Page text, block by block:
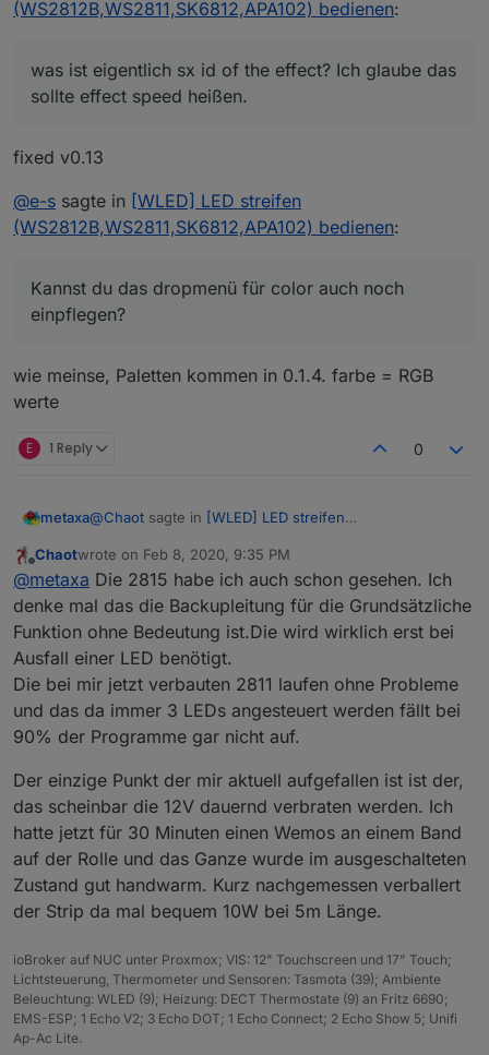
(WS2812B,WS2811,SK6812,APA102) bedienen:
was ist eigentlich sx id of the effect? Ich glaube das
sollte effect speed heißen.
fixed v0.13
@e-s sagte in [WLED] LED streifen
(WS2812B,WS2811,SK6812,APA102) bedienen:
Kannst du das dropmenü für color auch noch
einpflegen?
wie meinse, Paletten kommen in 0.1.4. farbe = RGB
werte
E 1 Reply 0
metaxa@Chaot sagte in [WLED] LED streifen
Soweit ich das herausgefunden habe müssten
das diese hier sein:
https://de.aliexpress.com/item/33017524374.html?
spm=a2g0s.9042311.0.0.27424c4dpBuOiN
Allerdings sind hier scheinbar immer 3 LEDs als
eine zu sehen. Also werden immer 3 LEDs
gleichzeitig angesteuert.
Yep, sind die WS2811
@Chaotsagte in[WLED] LED streifen
(WS2812B,WS2811,SK6812,APA102) bedienen:
Ich habe noch ein anderes Projekt in Planung.
Dafür würde ich dies hier verwenden:
?
spm=a2g0o.productlist.0.0.11dd77499Vg623&algo_
8abd9ea605ec&algo_expid=0de4b9d7-e827-
4b89-827f-8abd9ea605ec-2&btsid=7ea29f72-
2856-4836-a01b-
726a4a135ec9&ws_ab_test=searchweb0_0,search
web201602_5,searchweb201603_55
von einem anderen Verkäufer. Sind halt wieder mit 5V.
Ich hätte lieber gerne 12V Versorgung, wegen der An-
& Einspeisung und Leitungsdurchmesser. Die WS2815
würden es können WS2815 bei Ali. Die haben diese
Backup Signalleitung, mit der ich nicht wüßte auf
welchen PIN, bzw. welche Bin Datei zum Flashen dann
die richtige ist.
Danke und LG, mxa
Offline
Chaotwrote on Feb 8, 2020, 9:35 PM
last edited by
@metaxa Die 2815 habe ich auch schon gesehen. Ich
denke mal das die Backupleitung für die Grundsätzliche
Funktion ohne Bedeutung ist.Die wird wirklich erst bei
Ausfall einer LED benötigt.
Die bei mir jetzt verbauten 2811 laufen ohne Probleme
und das da immer 3 LEDs angesteuert werden fällt bei
90% der Programme gar nicht auf.
Der einzige Punkt der mir aktuell aufgefallen ist ist der,
das scheinbar die 12V dauernd verbraten werden. Ich
hatte jetzt für 30 Minuten einen Wemos an einem Band
auf der Rolle und das Ganze wurde im ausgeschalteten
Zustand gut handwarm. Kurz nachgemessen verballert
der Strip da mal bequem 10W bei 5m Länge.
ioBroker auf NUC unter Proxmox; VIS: 12" Touchscreen und 17" Touch;
Lichtsteuerung, Thermometer und Sensoren: Tasmota (39); Ambiente
Beleuchtung: WLED (9); Heizung: DECT Thermostate (9) an Fritz 6690;
EMS-ESP; 1 Echo V2; 3 Echo DOT; 1 Echo Connect; 2 Echo Show 5; Unifi
Ap-Ac Lite.